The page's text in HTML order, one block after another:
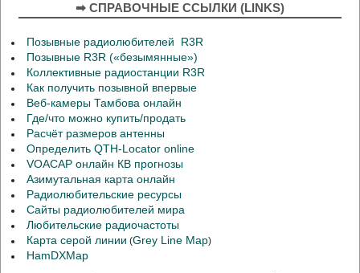
➡ СПРАВОЧНЫЕ ССЫЛКИ (LINKS)
Позывные радиолюбителей R3R
Позывные R3R («безымянные»)
Коллективные радиостанции R3R
Как получить позывной впервые
Веб-камеры Тамбова онлайн
Где/что можно купить/продать
Расчёт размеров антенны
Определить QTH-Locator online
VOACAP онлайн КВ прогнозы
Азимутальная карта онлайн
Радиолюбительские ресурсы
Сайты радиолюбителей мира
Любительские радиочастоты
Карта серой линии (Grey Line Map)
HamDXMap